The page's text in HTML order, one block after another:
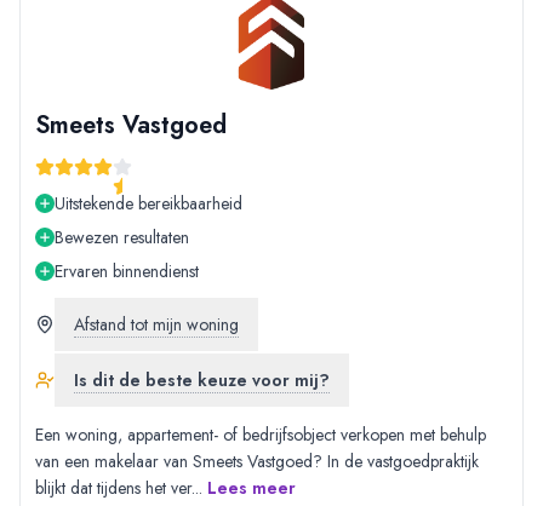
Smeets Vastgoed
Uitstekende bereikbaarheid
Bewezen resultaten
Ervaren binnendienst
Afstand tot mijn woning
Is dit de beste keuze voor mij?
Een woning, appartement- of bedrijfsobject verkopen met behulp
van een makelaar van Smeets Vastgoed? In de vastgoedpraktijk
blijkt dat tijdens het ver... Lees meer